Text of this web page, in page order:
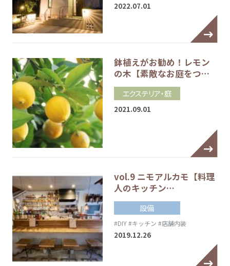
2022.07.01
鉢植えがお勧め！レモン
の木【素敵なお庭をつ…
エクステリア・庭
2021.09.01
vol.9 ニモアルカモ【料理
人のキッチン…
設備
#DIY#キッチン #店舗内装
2019.12.26